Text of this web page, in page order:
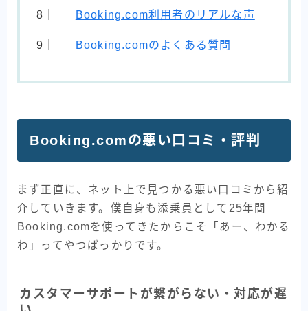
Booking.com利用者のリアルな声
Booking.comのよくある質問
Booking.comの悪い口コミ・評判
まず正直に、ネット上で見つかる悪い口コミから紹
介していきます。僕自身も添乗員として25年間
Booking.comを使ってきたからこそ「あー、わかる
わ」ってやつばっかりです。
カスタマーサポートが繋がらない・対応が遅